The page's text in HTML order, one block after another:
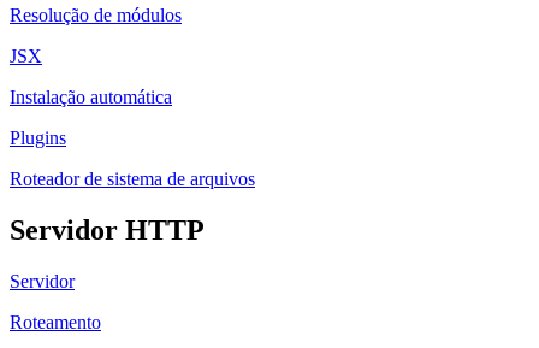
Resolução de módulos
JSX
Instalação automática
Plugins
Roteador de sistema de arquivos
Servidor HTTP
Servidor
Roteamento